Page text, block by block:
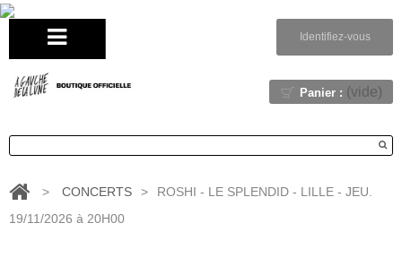
Identifiez-vous
Panier : (vide)
> CONCERTS >
ROSHI - LE SPLENDID - LILLE - JEU.
19/11/2026 à 20H00